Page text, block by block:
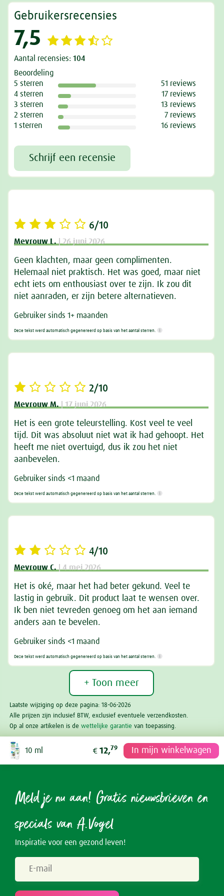
Gebruikersrecensies
7,5
Aantal recensies:104
Beoordeling
5 sterren
51 reviews
4 sterren
17 reviews
3 sterren
13 reviews
2 sterren
7 reviews
1 sterren
16 reviews
Schrijf een recensie
6/10
Mevrouw L. | 26 juni 2026
Geen klachten, maar geen complimenten.
Helemaal niet praktisch. Het was goed, maar niet
echt iets om enthousiast over te zijn. Ik zou dit
niet aanraden, er zijn betere alternatieven.
Gebruiker sinds 1+ maanden
Deze tekst werd automatisch gegenereerd op basis van het aantal sterren.
2/10
Mevrouw M. | 17 juni 2026
Het is een grote teleurstelling. Kost veel te veel
tijd. Dit was absoluut niet wat ik had gehoopt. Het
heeft me niet overtuigd, dus ik zou het niet
aanbevelen.
Gebruiker sinds <1 maand
Deze tekst werd automatisch gegenereerd op basis van het aantal sterren.
4/10
Mevrouw C. | 4 mei 2026
Het is oké, maar het had beter gekund. Veel te
lastig in gebruik. Dit product laat te wensen over.
Ik ben niet tevreden genoeg om het aan iemand
anders aan te bevelen.
Gebruiker sinds <1 maand
Deze tekst werd automatisch gegenereerd op basis van het aantal sterren.
+ Toon meer
Laatste wijziging op deze pagina: 18-06-2026
Alle prijzen zijn inclusief BTW, exclusief eventuele verzendkosten.
Op al onze artikelen is de wettelijke garantie van toepassing.
10 ml € 12,79 In mijn winkelwagen
Meld je nu aan! Gratis nieuwsbrieven en
specials van A.Vogel
Inspiratie voor een gezond leven!